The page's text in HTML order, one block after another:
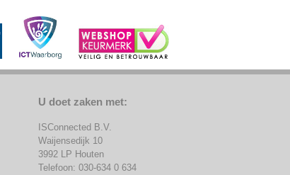
U doet zaken met:
ISConnected B.V.
Waijensedijk 10
3992 LP Houten
Telefoon: 030-634 0 634